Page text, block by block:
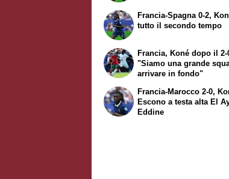
Francia-Spagna 0-2,
tutto il secondo tempo
Francia, Koné dopo il
"Siamo una grande
arrivare in fondo"
Francia-Marocco 2-0,
Escono a testa alta El
Eddine